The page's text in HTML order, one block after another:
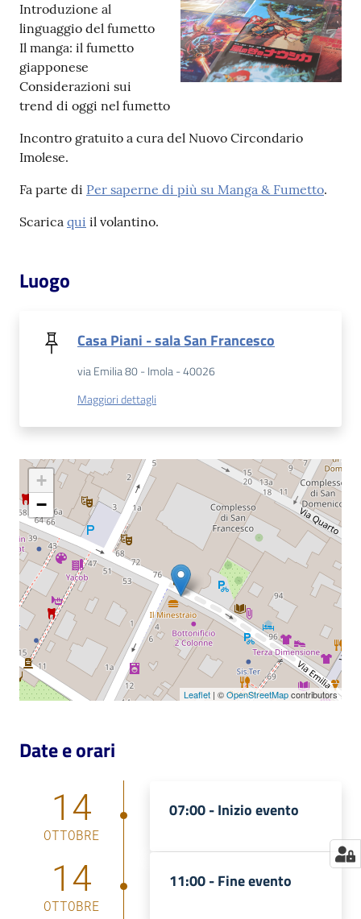
Casa
Piani
Archivio
storico
Decentrate
la
lettura
Catalogo
on line
Eventi
Chiedi al
bibliotecario
Avvisi
Introduzione al
linguaggio del fumetto
Il manga: il fumetto
giapponese
Considerazioni sui
trend di oggi nel fumetto
Incontro gratuito a cura del Nuovo Circondario
Imolese.
Fa parte di Per saperne di più su Manga & Fumetto.
Scarica qui il volantino.
Luogo
Casa Piani - sala San Francesco
via Emilia 80 - Imola - 40026
Maggiori dettagli
+
−
Leaflet | ©OpenStreetMapcontributors
Date e orari
14
OTTOBRE
07:00 -Inizio evento
14
OTTOBRE
11:00 -Fine evento